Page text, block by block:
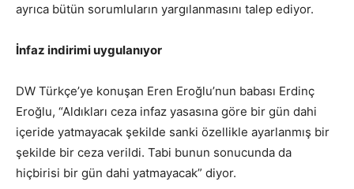
ayrıca bütün sorumluların yargılanmasını talep ediyor.
İnfaz indirimi uygulanıyor
DW Türkçe’ye konuşan Eren Eroğlu’nun babası Erdinç
Eroğlu, “Aldıkları ceza infaz yasasına göre bir gün dahi
içeride yatmayacak şekilde sanki özellikle ayarlanmış bir
şekilde bir ceza verildi. Tabi bunun sonucunda da
hiçbirisi bir gün dahi yatmayacak” diyor.